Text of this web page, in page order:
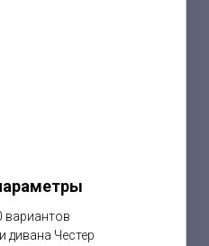
вариантов
дивана Честер